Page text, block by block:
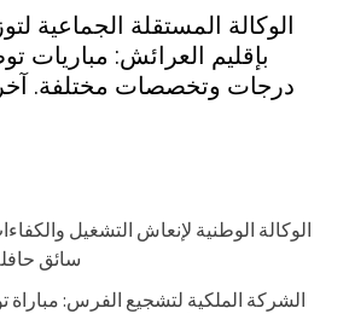
الوكالة المستقلة الجماعية
سائق